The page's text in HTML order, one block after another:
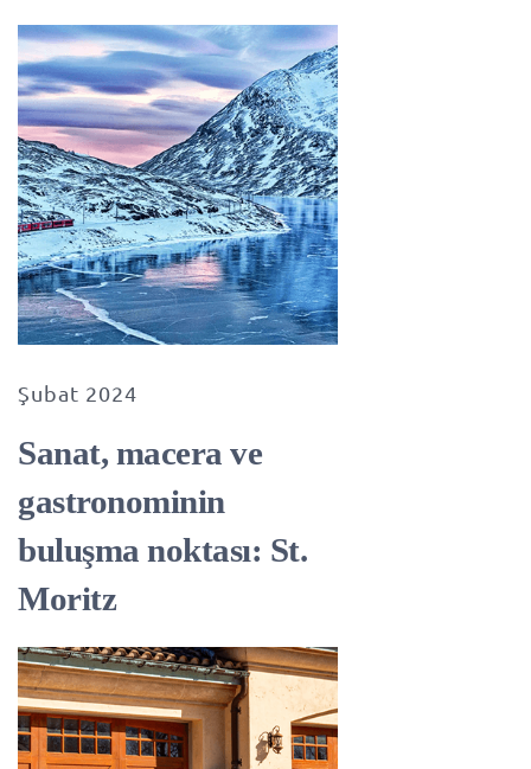
Şubat 2024
Sanat, macera ve
gastronominin
buluşma noktası: St.
Moritz